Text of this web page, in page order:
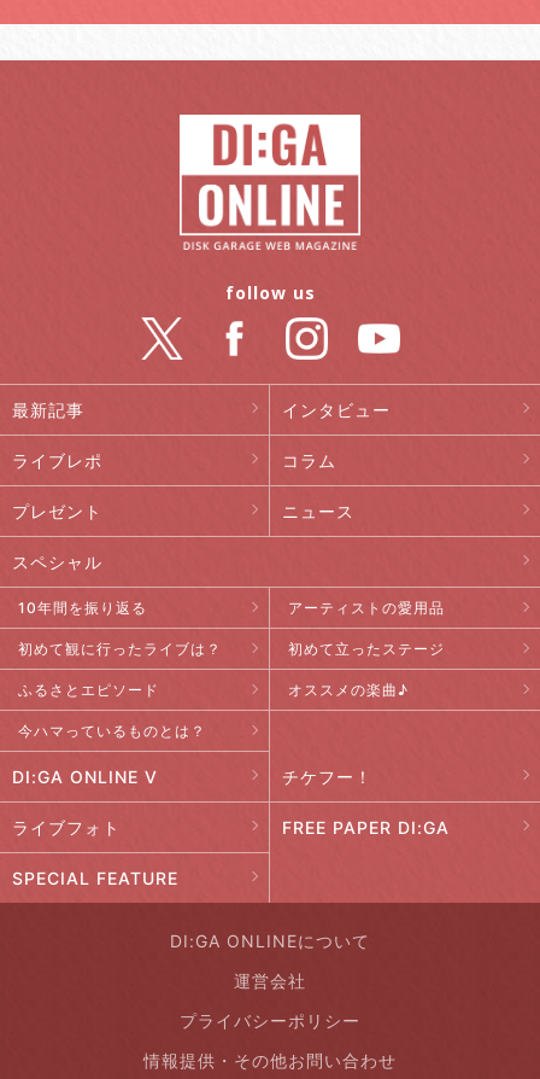
最新記事 インタビュー
ライブレポ コラム
プレゼント ニュース
スペシャル
10年間を振り返る アーティストの愛用品
初めて観に行ったライブは？ 初めて立ったステージ
ふるさとエピソード オススメの楽曲♪
今ハマっているものとは？
DI:GA ONLINE V チケフー！
ライブフォト FREE PAPER DI:GA
SPECIAL FEATURE
follow us
DI:GA ONLINEについて
運営会社
プライバシーポリシー
情報提供・その他お問い合わせ